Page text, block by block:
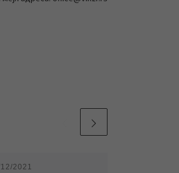
2021